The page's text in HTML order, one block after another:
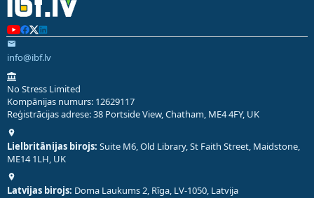
info@ibf.lv
No Stress Limited
Kompānijas numurs: 12629117
Reģistrācijas adrese: 38 Portside View, Chatham, ME4 4FY, UK
Lielbritānijas birojs: Suite M6, Old Library, St Faith Street, Maidstone,
ME14 1LH, UK
Latvijas birojs: Doma Laukums 2, Rīga, LV-1050, Latvija